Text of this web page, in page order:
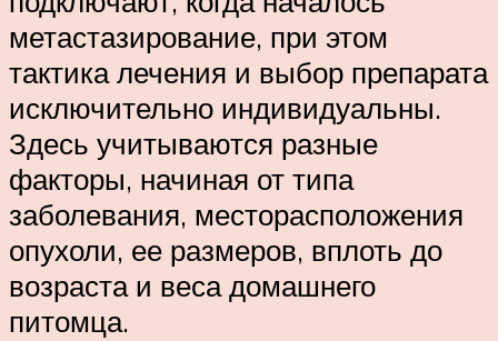
метастазирование, при этом
тактика лечения и выбор препарата
исключительно индивидуальны.
Здесь учитываются разные
факторы, начиная от типа
заболевания, месторасположения
опухоли, ее размеров, вплоть до
возраста и веса домашнего
питомца.